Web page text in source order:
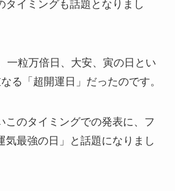
タイミングも話題となりまし
一粒万倍日、大安、寅の日とい
る「超開運日」だったのです。
このタイミングでの発表に、フ
気最強の日」と話題になりまし